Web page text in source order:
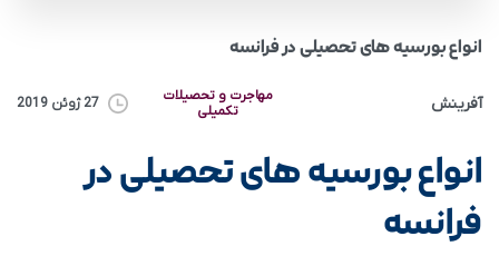
انواع بورسیه های تحصیلی در فرانسه
آفرینش
مهاجرت و تحصیلات
تکمیلی
27 ژوئن 2019
انواع بورسیه های تحصیلی در
فرانسه